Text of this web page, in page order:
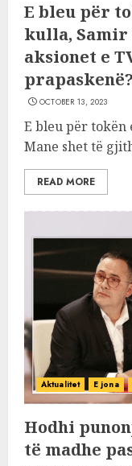
E bleu për
kulla, Samir
aksionet e
prapaskenë?
OCTOBER 13, 2023
E bleu për
Mane shet të
READ MORE
Aktualitet E jona
Hodhi
të madhe